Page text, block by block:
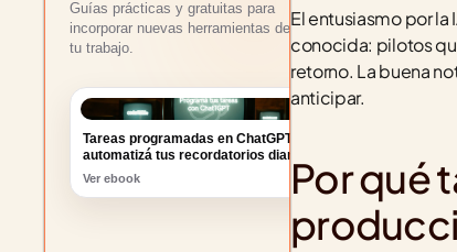
Guías prácticas y gratuitas para
incorporar nuevas herramientas de IA a
tu trabajo.
Tareas programadas en ChatGPT:
automatizá tus recordatorios diarios
Ver ebook
El entusiasmo por
conocida: pilotos
retorno. La buena
anticipar.
Por qué